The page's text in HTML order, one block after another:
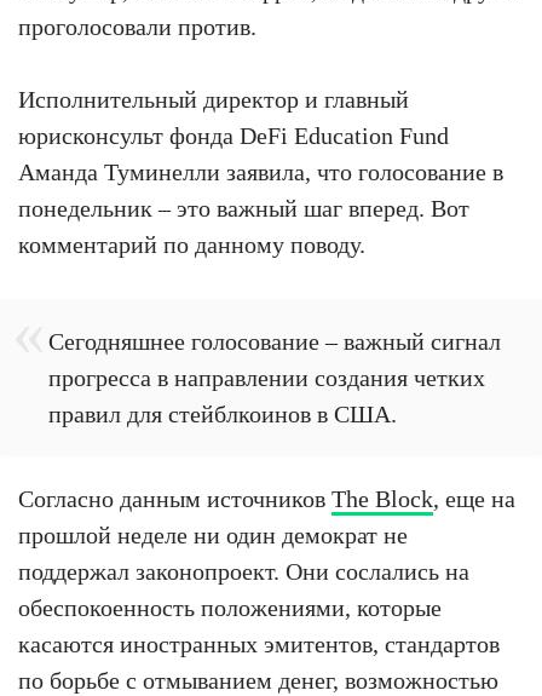
проголосовали против.
Исполнительный директор и главный
юрисконсульт фонда DeFi Education Fund
Аманда Туминелли заявила, что голосование в
понедельник – это важный шаг вперед. Вот
комментарий по данному поводу.
Сегодняшнее голосование – важный сигнал
прогресса в направлении создания четких
правил для стейблкоинов в США.
Согласно данным источников The Block, еще на
прошлой неделе ни один демократ не
поддержал законопроект. Они сослались на
обеспокоенность положениями, которые
касаются иностранных эмитентов, стандартов
по борьбе с отмыванием денег, возможностью